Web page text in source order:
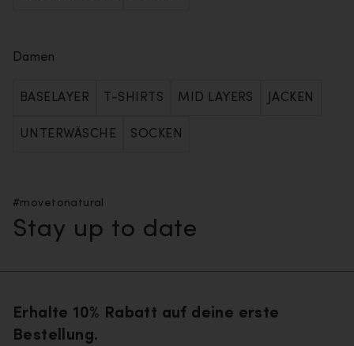
Damen
BASELAYER T-SHIRTS MID LAYERS JACKEN
UNTERWÄSCHE SOCKEN
#movetonatural
Stay up to date
Erhalte 10% Rabatt auf deine erste
Bestellung.